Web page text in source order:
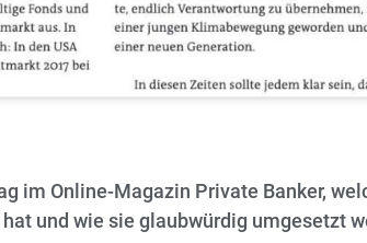
im Online-Magazin Private Banker,
und wie sie glaubwürdig umgesetzt